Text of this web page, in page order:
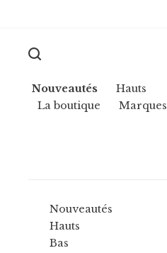
Nouveautés Hauts
La boutique
Marques
Nouveautés
Hauts
Bas